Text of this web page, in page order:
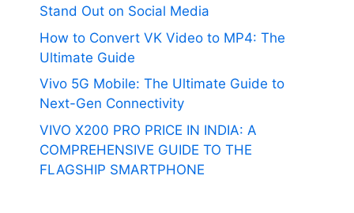
Stand Out on Social Media
How to Convert VK Video to MP4: The
Ultimate Guide
Vivo 5G Mobile: The Ultimate Guide to
Next-Gen Connectivity
VIVO X200 PRO PRICE IN INDIA: A
COMPREHENSIVE GUIDE TO THE
FLAGSHIP SMARTPHONE